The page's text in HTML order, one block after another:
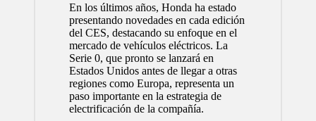
En los últimos años, Honda ha estado
presentando novedades en cada edición
del CES, destacando su enfoque en el
mercado de vehículos eléctricos. La
Serie 0, que pronto se lanzará en
Estados Unidos antes de llegar a otras
regiones como Europa, representa un
paso importante en la estrategia de
electrificación de la compañía.